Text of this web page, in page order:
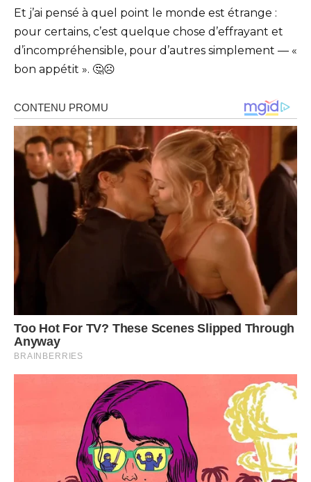
Et j’ai pensé à quel point le monde est étrange :
pour certains, c’est quelque chose d’effrayant et
d’incompréhensible, pour d’autres simplement — «
bon appétit ». 🤔☹️